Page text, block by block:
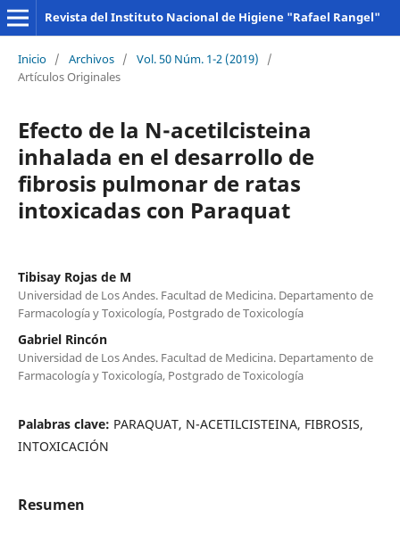
Revista del Instituto Nacional de Higiene "Rafael Rangel"
Inicio / Archivos / Vol. 50 Núm. 1-2 (2019)
/
Artículos Originales
Efecto de la N-acetilcisteina
inhalada en el desarrollo de
fibrosis pulmonar de ratas
intoxicadas con Paraquat
Tibisay Rojas de M
Universidad de Los Andes. Facultad de Medicina. Departamento de
Farmacología y Toxicología, Postgrado de Toxicología
Gabriel Rincón
Universidad de Los Andes. Facultad de Medicina. Departamento de
Farmacología y Toxicología, Postgrado de Toxicología
Palabras clave: PARAQUAT, N-ACETILCISTEINA, FIBROSIS,
INTOXICACIÓN
Resumen